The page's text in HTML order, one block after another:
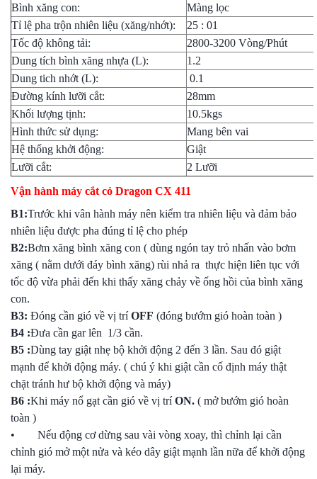
Bình xăng con:
Màng lọc
Tỉ lệ pha trộn nhiên liệu (xăng/nhớt):
25 : 01
Tốc độ không tải:
2800-3200 Vòng/Phút
Dung tích bình xăng nhựa (L):
1.2
Dung tich nhớt (L):
0.1
Đường kính lưỡi cắt:
28mm
Khối lượng tịnh:
10.5kgs
Hình thức sử dụng:
Mang bên vai
Hệ thống khởi động:
Giật
Lưỡi cắt:
2 Lưỡi
Vận hành máy cắt cỏ Dragon CX 411
B1:Trước khi vân hành máy nên kiểm tra nhiên liệu và đảm bảo
nhiên liệu được pha đúng tỉ lệ cho phép
B2:Bơm xăng bình xăng con ( dùng ngón tay trỏ nhấn vào bơm
xăng ( nằm dưới đáy bình xăng) rùi nhả ra thực hiện liên tục với
tốc độ vừa phải đến khi thấy xăng chảy về ống hồi của bình xăng
con.
B3: Đóng cần gió về vị tríOFF (đóng bướm gió hoàn toàn )
B4 :Đưa cần gar lên 1/3 cần.
B5 :Dùng tay giật nhẹ bộ khởi động 2 đến 3 lần. Sau đó giật
mạnh để khởi động máy. ( chú ý khi giật cần cố định máy thật
chặt tránh hư bộ khởi động và máy)
B6 :Khi máy nổ gạt cần gió về vị tríON. ( mở bướm gió hoàn
toàn )
• Nếu động cơ dừng sau vài vòng xoay, thì chỉnh lại cần
chỉnh gió mở một nửa và kéo dây giật mạnh lần nữa để khởi động
lại máy.